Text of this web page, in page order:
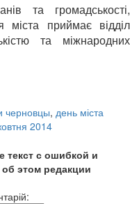
та громадськості,
міста приймає відділ
та міжнародних
черновцы, день міста
2014
текст с ошибкой и
этом редакции